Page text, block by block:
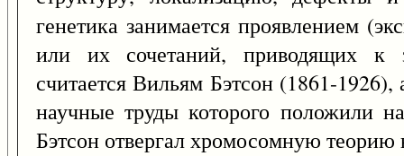
генетика занимается проявлением
или их сочетаний, приводящих к
считается Вильям Бэтсон (1861-
научные труды которого положили
Бэтсон отвергал хромосомную теорию